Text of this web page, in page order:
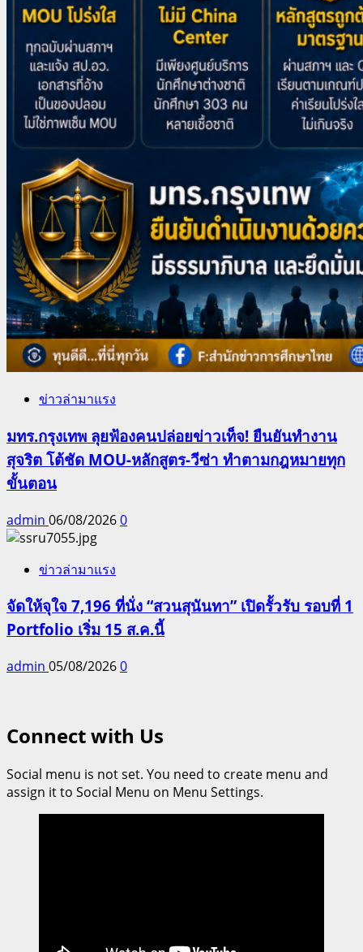
ข่าวล่ามาแรง
มทร.กรุงเทพ ลุยฟ้องคนปล่อยข่าวเท็จ! ยืนยันทำงาน
สุจริต โต้ชัด MOU-หลักสูตร-วีซ่า ทำตามกฎหมายทุก
ขั้นตอน
admin 06/08/20260
ข่าวล่ามาแรง
จัดให้จุใจ 7,196 ที่นั่ง “สวนสุนันทา” เปิดรั้วรับ รอบที่ 1
Portfolio เริ่ม 15 ส.ค.นี้
admin 05/08/20260
Connect with Us
Social menu is not set. You need to create menu and
assign it to Social Menu on Menu Settings.